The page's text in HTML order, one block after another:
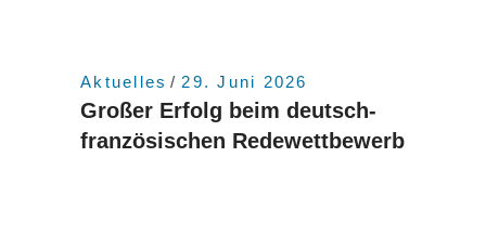
Aktuelles 29. Juni 2026
Großer Erfolg beim deutsch-
französischen Redewettbewerb